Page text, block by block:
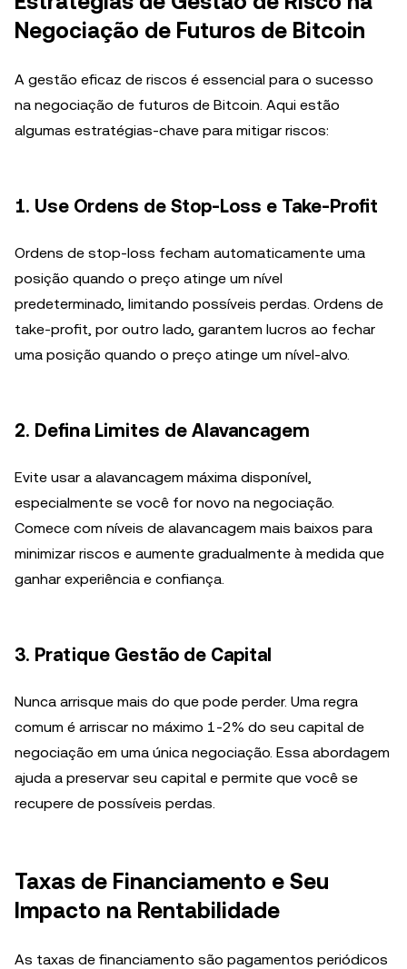
Negociação de Futuros de Bitcoin
A gestão eficaz de riscos é essencial para o sucesso
na negociação de futuros de Bitcoin. Aqui estão
algumas estratégias-chave para mitigar riscos:
1. Use Ordens de Stop-Loss e Take-Profit
Ordens de stop-loss fecham automaticamente uma
posição quando o preço atinge um nível
predeterminado, limitando possíveis perdas. Ordens de
take-profit, por outro lado, garantem lucros ao fechar
uma posição quando o preço atinge um nível-alvo.
2. Defina Limites de Alavancagem
Evite usar a alavancagem máxima disponível,
especialmente se você for novo na negociação.
Comece com níveis de alavancagem mais baixos para
minimizar riscos e aumente gradualmente à medida que
ganhar experiência e confiança.
3. Pratique Gestão de Capital
Nunca arrisque mais do que pode perder. Uma regra
comum é arriscar no máximo 1-2% do seu capital de
negociação em uma única negociação. Essa abordagem
ajuda a preservar seu capital e permite que você se
recupere de possíveis perdas.
Taxas de Financiamento e Seu
Impacto na Rentabilidade
As taxas de financiamento são pagamentos periódicos